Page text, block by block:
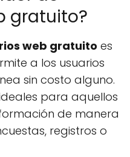
gratuito?
web gratuito es
a los usuarios
sin costo alguno.
para aquellos
de manera
registros o